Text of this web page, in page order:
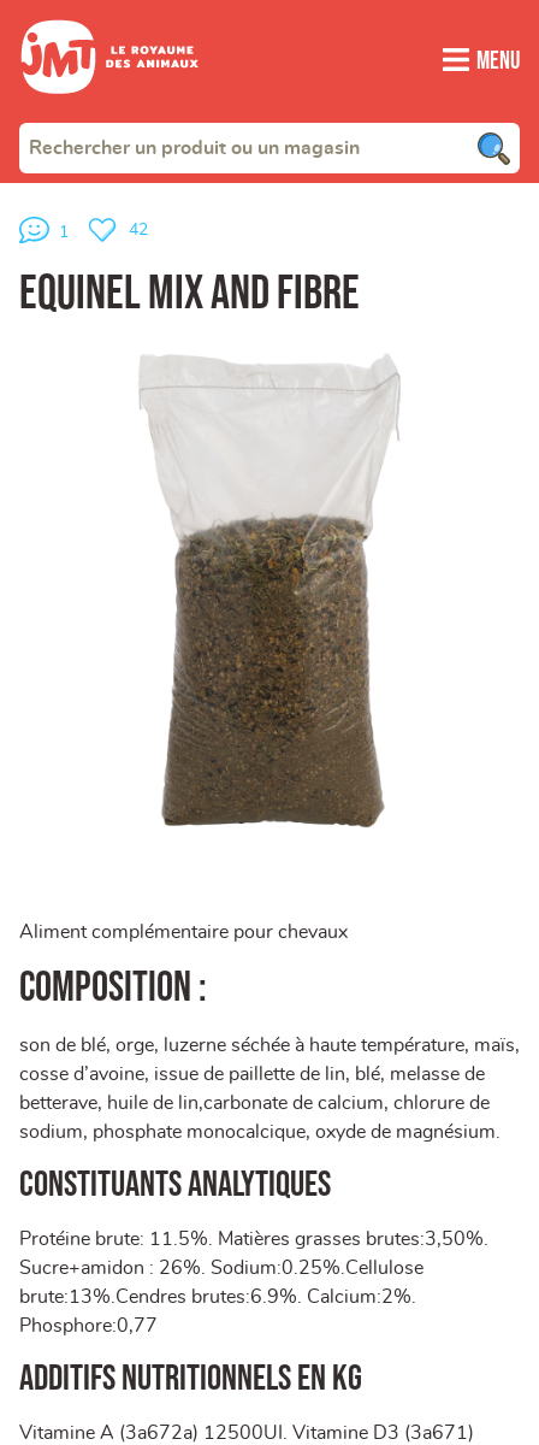
Menu
Equinel mix and fibre
1 42
Aliment complémentaire pour chevaux
Composition :
son de blé, orge, luzerne séchée à haute température, maïs,
cosse d’avoine, issue de paillette de lin, blé, melasse de
betterave, huile de lin,carbonate de calcium, chlorure de
sodium, phosphate monocalcique, oxyde de magnésium.
Constituants analytiques
Protéine brute: 11.5%. Matières grasses brutes:3,50%.
Sucre+amidon : 26%. Sodium:0.25%.Cellulose
brute:13%.Cendres brutes:6.9%. Calcium:2%.
Phosphore:0,77
Additifs nutritionnels en kg
Vitamine A (3a672a) 12500UI. Vitamine D3 (3a671)